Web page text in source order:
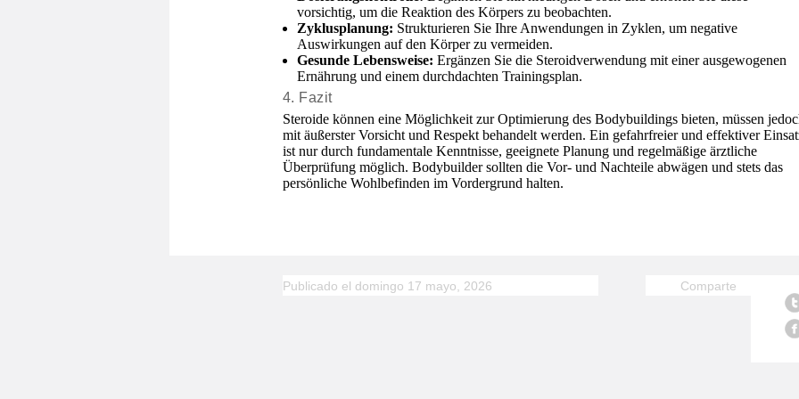
vorsichtig, um die Reaktion des Körpers zu beobachten.
Zyklusplanung: Strukturieren Sie Ihre Anwendungen in Zyklen, um negative
Auswirkungen auf den Körper zu vermeiden.
Gesunde Lebensweise: Ergänzen Sie die Steroidverwendung mit einer ausgewogenen
Ernährung und einem durchdachten Trainingsplan.
4. Fazit
Steroide können eine Möglichkeit zur Optimierung des Bodybuildings bieten, müssen
mit äußerster Vorsicht und Respekt behandelt werden. Ein gefahrfreier und effektiver
ist nur durch fundamentale Kenntnisse, geeignete Planung und regelmäßige ärztliche
Überprüfung möglich. Bodybuilder sollten die Vor- und Nachteile abwägen und stets das
persönliche Wohlbefinden im Vordergrund halten.
Publicado el domingo 17 mayo, 2026 Comparte